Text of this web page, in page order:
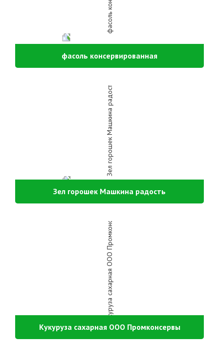
фасоль консервированная
Зел горошек Машкина радость
Кукуруза сахарная ООО Промконсервы